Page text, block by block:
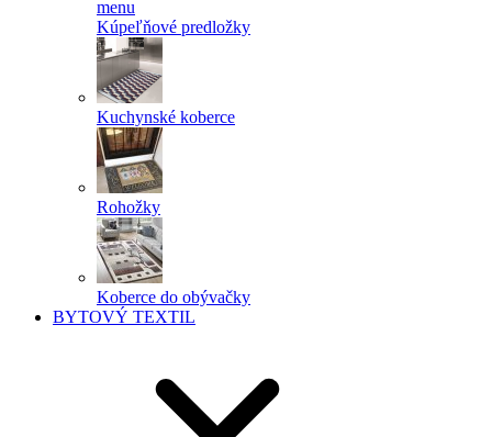
menu
Kúpeľňové predložky
Kuchynské koberce
Rohožky
Koberce do obývačky
BYTOVÝ TEXTIL